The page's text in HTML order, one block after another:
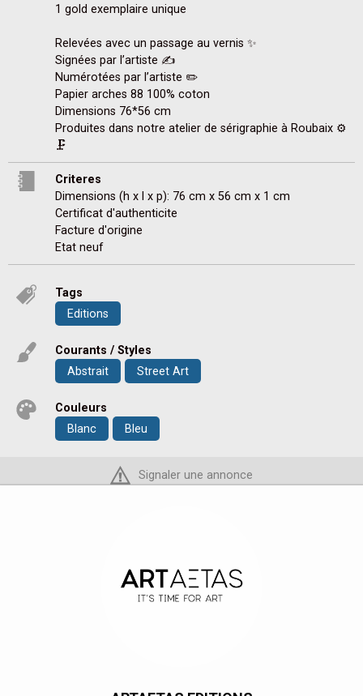
1 gold exemplaire unique
Relevées avec un passage au vernis ✨
Signées par l’artiste ✍️
Numérotées par l’artiste ✏️
Papier arches 88 100% coton
Dimensions 76*56 cm
Produites dans notre atelier de sérigraphie à Roubaix ⚙️
🗜️
Criteres
Dimensions (h x l x p): 76 cm x 56 cm x 1 cm
Certificat d'authenticite
Facture d'origine
Etat neuf
Tags
Editions
Courants / Styles
Abstrait
Street Art
Couleurs
Blanc
Bleu
Signaler une annonce